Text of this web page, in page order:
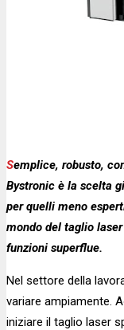
Semplice, robusto, conveniente. Il nuovo ByCut Eco 3015 di
Bystronic è la scelta
per quelli meno
mondo del taglio
funzioni superflue.
Nel settore della
variare ampiamente.
iniziare il taglio laser